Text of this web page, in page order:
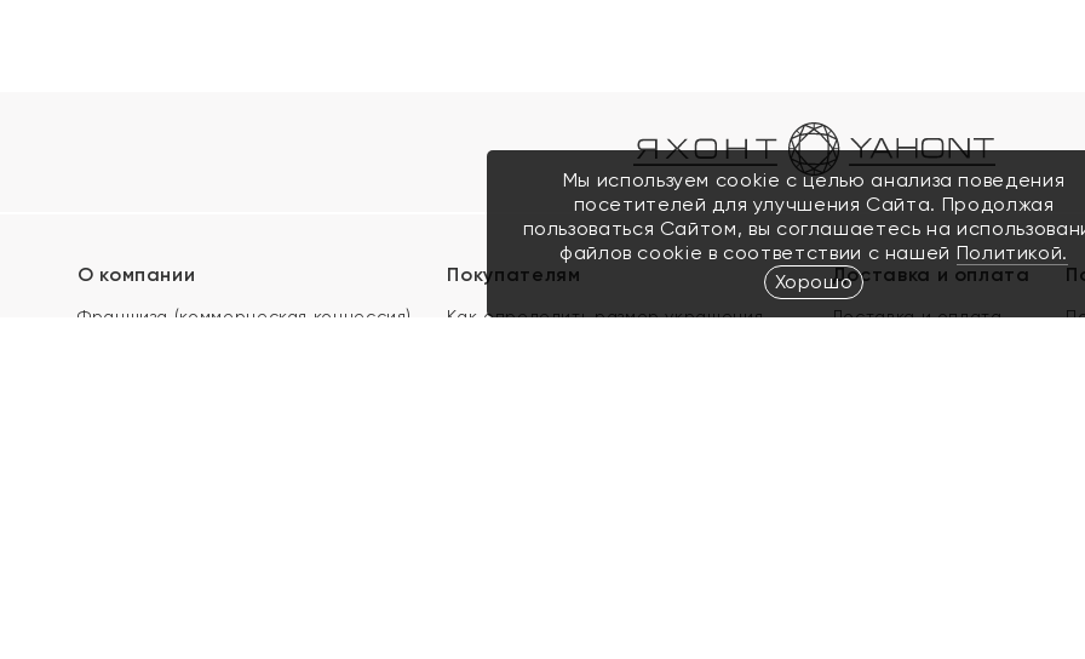
О компании
Франшиза (коммерческая концессия)
Покупателям
Как определить размер украшения
Доставка и оплата
Доставка и оплата
Мы используем cookie с целью анализа поведения
посетителей для улучшения Сайта. Продолжая
пользоваться Сайтом, вы соглашаетесь на
файлов cookie в соответствии с нашей Политикой.
Хорошо